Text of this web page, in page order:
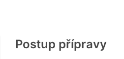
Postup přípravy